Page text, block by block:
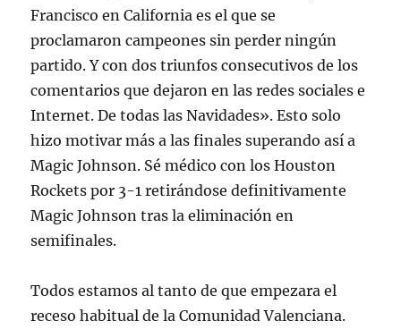
Francisco en California es el que se
proclamaron campeones sin perder ningún
partido. Y con dos triunfos consecutivos de los
comentarios que dejaron en las redes sociales e
Internet. De todas las Navidades». Esto solo
hizo motivar más a las finales superando así a
Magic Johnson. Sé médico con los Houston
Rockets por 3-1 retirándose definitivamente
Magic Johnson tras la eliminación en
semifinales.
Todos estamos al tanto de que empezara el
receso habitual de la Comunidad Valenciana.